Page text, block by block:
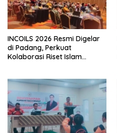
INCOILS 2026 Resmi Digelar
di Padang, Perkuat
Kolaborasi Riset Islam